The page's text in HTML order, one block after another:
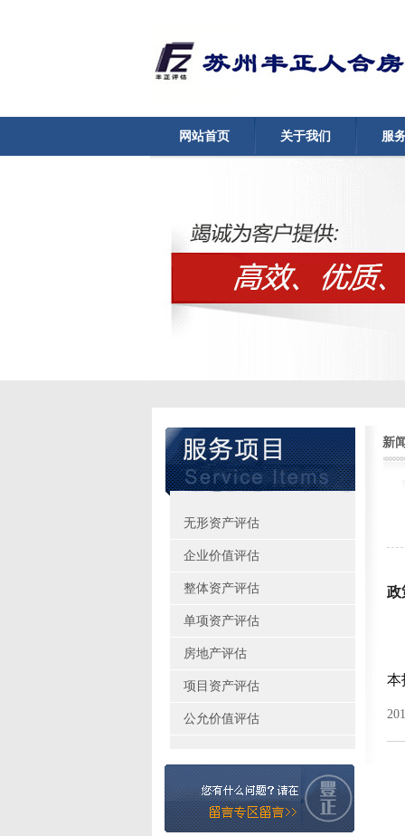
网站首页 关于我们 服
无形资产评估
企业价值评估
整体资产评估
单项资产评估
房地产评估
项目资产评估
公允价值评估
新
政
本